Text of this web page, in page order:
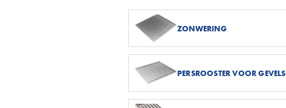
ZONWERING
PERSROOSTER VOOR GEVELS